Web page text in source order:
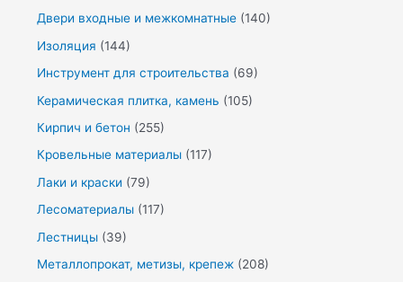
Двери входные и межкомнатные (140)
Изоляция (144)
Инструмент для строительства (69)
Керамическая плитка, камень (105)
Кирпич и бетон (255)
Кровельные материалы (117)
Лаки и краски (79)
Лесоматериалы (117)
Лестницы (39)
Металлопрокат, метизы, крепеж (208)